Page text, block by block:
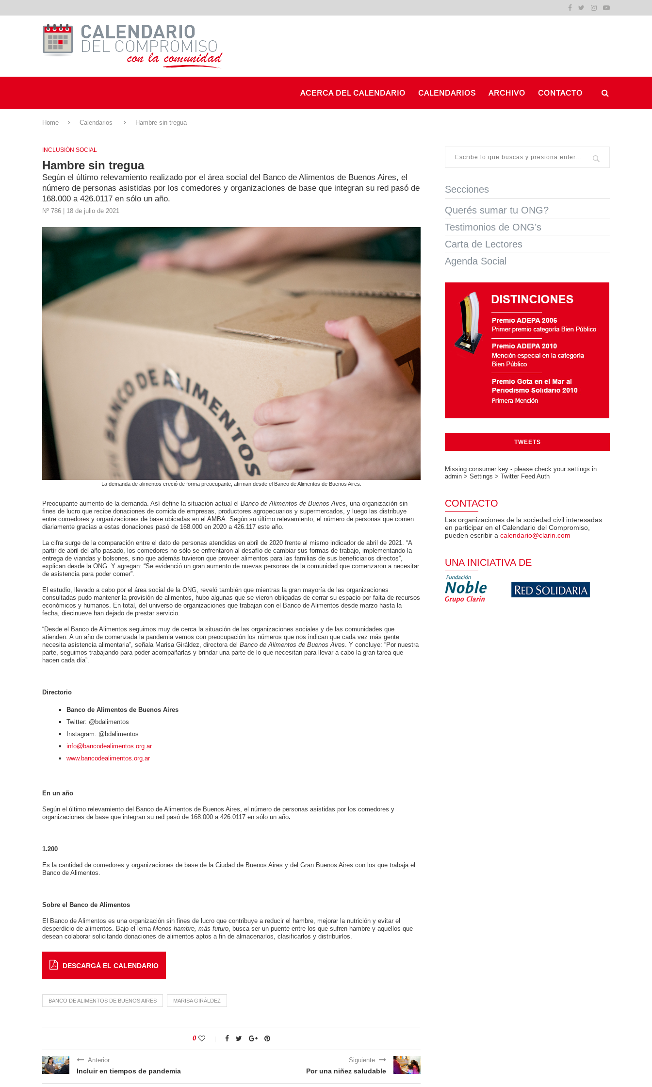
ACERCA DEL CALENDARIO CALENDARIOS ARCHIVO CONTACTO
Home Calendarios Hambre sin tregua
INCLUSIÓN SOCIAL
Hambre sin tregua
Según el último relevamiento realizado por el área social del Banco de Alimentos de Buenos Aires, el
número de personas asistidas por los comedores y organizaciones de base que integran su red pasó de
168.000 a 426.0117 en sólo un año.
Nº 786 | 18 de julio de 2021
La demanda de alimentos creció de forma preocupante, afirman desde el Banco de Alimentos de Buenos Aires.
Preocupante aumento de la demanda. Así define la situación actual el Banco de Alimentos de Buenos Aires , una organización sin
fines de lucro que recibe donaciones de comida de empresas, productores agropecuarios y supermercados, y luego las distribuye
entre comedores y organizaciones de base ubicadas en el AMBA. Según su último relevamiento, el número de personas que comen
diariamente gracias a estas donaciones pasó de 168.000 en 2020 a 426.117 este año.
La cifra surge de la comparación entre el dato de personas atendidas en abril de 2020 frente al mismo indicador de abril de 2021. “A
partir de abril del año pasado, los comedores no sólo se enfrentaron al desafío de cambiar sus formas de trabajo, implementando la
entrega de viandas y bolsones, sino que además tuvieron que proveer alimentos para las familias de sus beneficiarios directos”,
explican desde la ONG. Y agregan: “Se evidenció un gran aumento de nuevas personas de la comunidad que comenzaron a necesitar
de asistencia para poder comer”.
El estudio, llevado a cabo por el área social de la ONG, reveló también que mientras la gran mayoría de las organizaciones
consultadas pudo mantener la provisión de alimentos, hubo algunas que se vieron obligadas de cerrar su espacio por falta de recursos
económicos y humanos. En total, del universo de organizaciones que trabajan con el Banco de Alimentos desde marzo hasta la
fecha, diecinueve han dejado de prestar servicio.
“Desde el Banco de Alimentos seguimos muy de cerca la situación de las organizaciones sociales y de las comunidades que
atienden. A un año de comenzada la pandemia vemos con preocupación los números que nos indican que cada vez más gente
necesita asistencia alimentaria”, señala Marisa Giráldez, directora del Banco de Alimentos de Buenos Aires . Y concluye: “Por nuestra
parte, seguimos trabajando para poder acompañarlas y brindar una parte de lo que necesitan para llevar a cabo la gran tarea que
hacen cada día”.
Directorio
Banco de Alimentos de Buenos Aires
Twitter: @bdalimentos
Instagram: @bdalimentos
info@bancodealimentos.org.ar
www.bancodealimentos.org.ar
En un año
Según el último relevamiento del Banco de Alimentos de Buenos Aires, el número de personas asistidas por los comedores y
organizaciones de base que integran su red pasó de 168.000 a 426.0117 en sólo un año.
1.200
Es la cantidad de comedores y organizaciones de base de la Ciudad de Buenos Aires y del Gran Buenos Aires con los que trabaja el
Banco de Alimentos.
Sobre el Banco de Alimentos
El Banco de Alimentos es una organización sin fines de lucro que contribuye a reducir el hambre, mejorar la nutrición y evitar el
desperdicio de alimentos. Bajo el lema Menos hambre, más futuro , busca ser un puente entre los que sufren hambre y aquellos que
desean colaborar solicitando donaciones de alimentos aptos a fin de almacenarlos, clasificarlos y distribuirlos.
DESCARGÁ EL CALENDARIO
BANCO DE ALIMENTOS DE BUENOS AIRES MARISA GIRÁLDEZ
0
Anterior
Incluir en tiempos de pandemia
Siguiente
Por una niñez saludable
Secciones
Querés sumar tu ONG?
Testimonios de ONG’s
Carta de Lectores
Agenda Social
TWEETS
Missing consumer key - please check your settings in
admin > Settings > Twitter Feed Auth
CONTACTO
Las organizaciones de la sociedad civil interesadas
en participar en el Calendario del Compromiso,
pueden escribir a calendario@clarin.com
UNA INICIATIVA DE